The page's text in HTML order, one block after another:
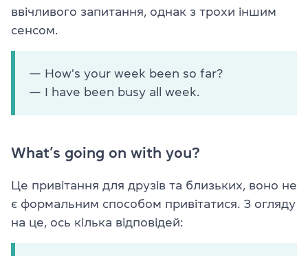
ввічливого запитання, однак з трохи іншим
сенсом.
— How's your week been so far?
— I have been busy all week.
What’s going on with you?
Це привітання для друзів та близьких, воно не
є формальним способом привітатися. З огляду
на це, ось кілька відповідей: